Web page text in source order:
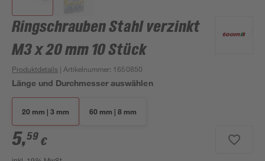
Ringschrauben Stahl verzinkt
M3 x 20 mm 10 Stück
Produktdetails | Artikelnummer: 1650850
Länge und Durchmesser auswählen
20 mm | 3 mm 60 mm | 8 mm
5,59 €